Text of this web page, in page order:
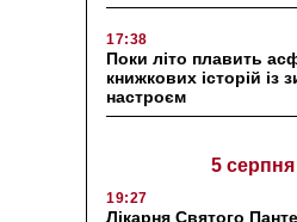
17:38
Поки літо плавить
книжкових історій із
настроєм
5 серпня
19:27
Лікарня Святого